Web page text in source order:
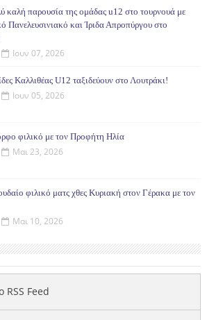
καλή παρουσία της ομάδας u12 στο τουρνουά με
Πανελευσινιακό και Ίριδα Απροπύργου στο
Ιουν 07, 2026
Καλλιθέας U12 ταξιδεύουν στο Λουτράκι!
Ιουν 05, 2026
φιλικό με τον Προφήτη Ηλία
Μαι 23, 2026
φιλικό ματς χθες Κυριακή στον Γέρακα με τον
Μαι 10, 2026
RSS Feed